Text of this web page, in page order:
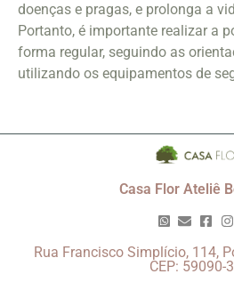
doenças e pragas, e prolonga a
Portanto, é importante realizar a
forma regular, seguindo as
utilizando os equipamentos de
Casa Flor Ateliê
Rua Francisco Simplício, 114,
CEP: 59090-